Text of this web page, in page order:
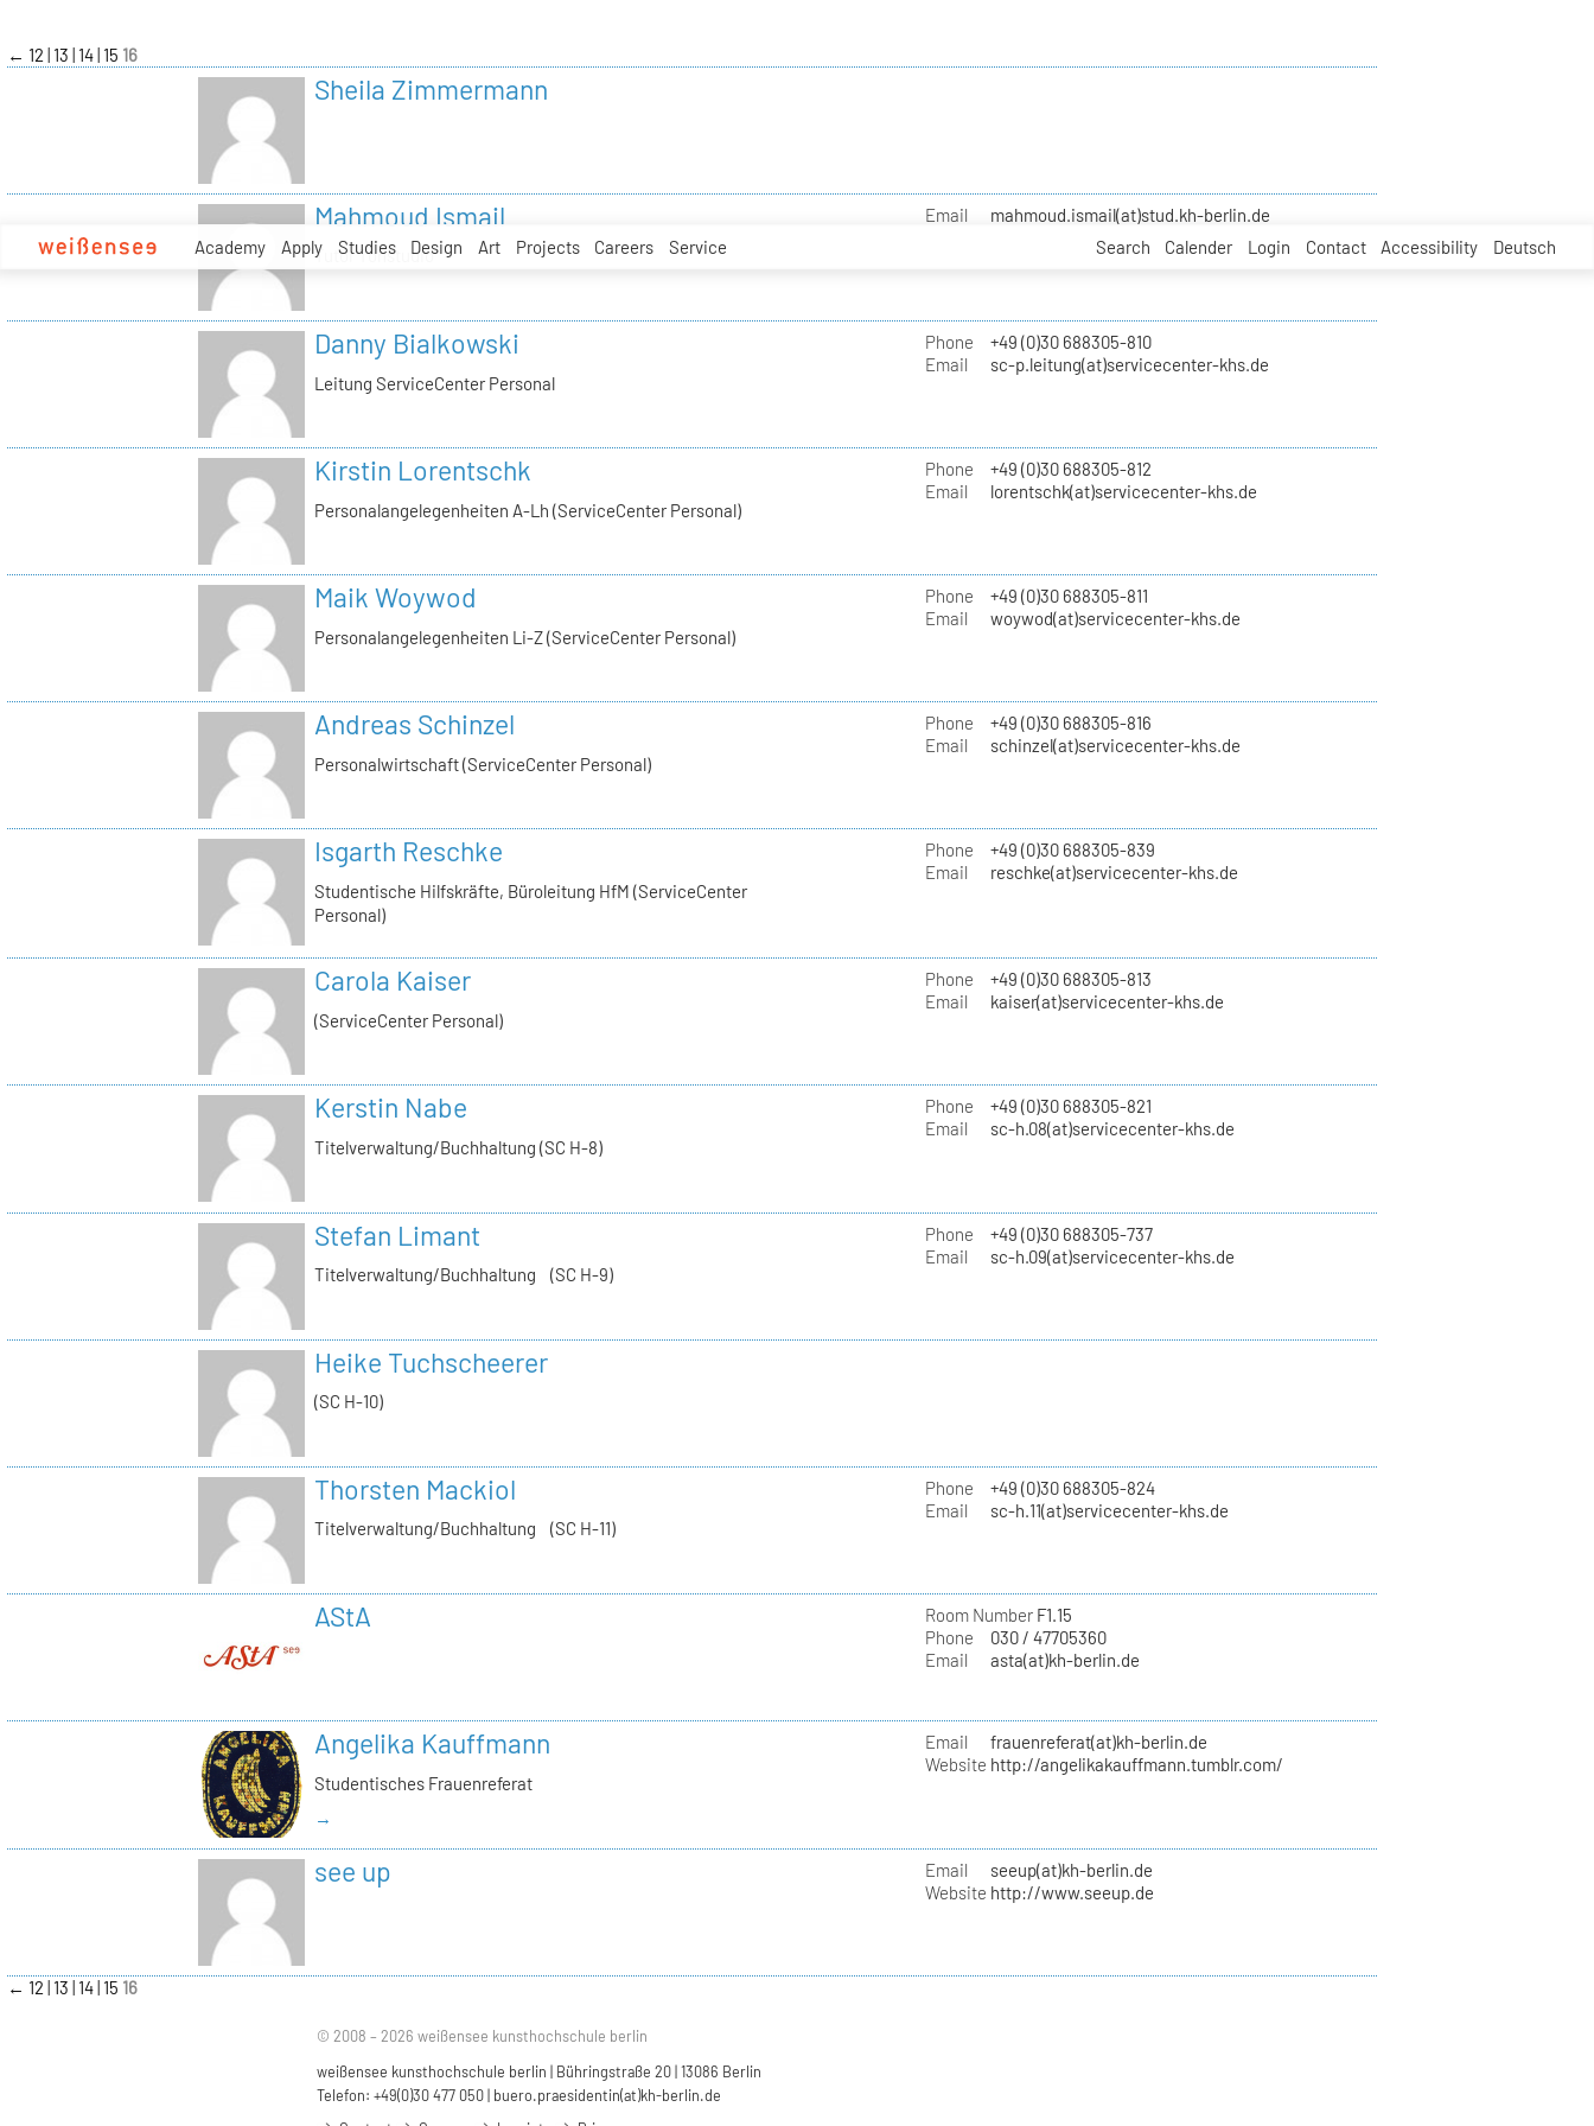
Academy Apply Studies Design Art Projects Careers Service Search Calender Login Contact Accessibility Deutsch
← 12 13 14 15 16
Sheila Zimmermann
Mahmoud Ismail
Tutor Tonstudio
Email mahmoud.ismail(at)stud.kh-berlin.de
Danny Bialkowski
Leitung ServiceCenter Personal
Phone
+49 (0)30 688305-810
Email
sc-p.leitung(at)servicecenter-khs.de
Kirstin Lorentschk
Personalangelegenheiten A-Lh (ServiceCenter Personal)
Phone
+49 (0)30 688305-812
Email
lorentschk(at)servicecenter-khs.de
Maik Woywod
Personalangelegenheiten Li-Z (ServiceCenter Personal)
Phone
+49 (0)30 688305-811
Email
woywod(at)servicecenter-khs.de
Andreas Schinzel
Personalwirtschaft (ServiceCenter Personal)
Phone
+49 (0)30 688305-816
Email
schinzel(at)servicecenter-khs.de
Isgarth Reschke
Studentische Hilfskräfte, Büroleitung HfM (ServiceCenter
Personal)
Phone
+49 (0)30 688305-839
Email
reschke(at)servicecenter-khs.de
Carola Kaiser
(ServiceCenter Personal)
Phone
+49 (0)30 688305-813
Email
kaiser(at)servicecenter-khs.de
Kerstin Nabe
Titelverwaltung/Buchhaltung (SC H-8)
Phone
+49 (0)30 688305-821
Email
sc-h.08(at)servicecenter-khs.de
Stefan Limant
Titelverwaltung/Buchhaltung (SC H-9)
Phone
+49 (0)30 688305-737
Email
sc-h.09(at)servicecenter-khs.de
Heike Tuchscheerer
(SC H-10)
Thorsten Mackiol
Titelverwaltung/Buchhaltung (SC H-11)
Phone
+49 (0)30 688305-824
Email
sc-h.11(at)servicecenter-khs.de
AStA Room NumberF1.15
Phone
030 / 47705360
Email
asta(at)kh-berlin.de
Angelika Kauffmann
Studentisches Frauenreferat
→
Email
frauenreferat(at)kh-berlin.de
Website http://angelikakauffmann.tumblr.com/
see up Email
seeup(at)kh-berlin.de
Website http://www.seeup.de
← 12 13 14 15 16
© 2008 – 2026 weißensee kunsthochschule berlin
weißensee kunsthochschule berlin | Bühringstraße 20 | 13086 Berlin
Telefon: +49(0)30 477 050 | buero.praesidentin(at)kh-berlin.de